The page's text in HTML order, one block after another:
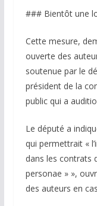
### Bientôt une
Cette mesure,
ouverte des
soutenue par le
président de la
public qui a
Le député a
qui permettrait «
dans les contrats
personae » »,
des auteurs en